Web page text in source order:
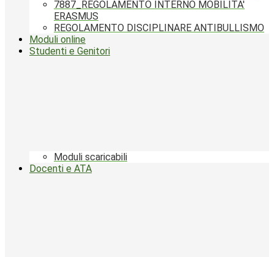
7887_REGOLAMENTO INTERNO MOBILITA'
ERASMUS
REGOLAMENTO DISCIPLINARE ANTIBULLISMO
Moduli online
Studenti e Genitori
Moduli scaricabili
Docenti e ATA